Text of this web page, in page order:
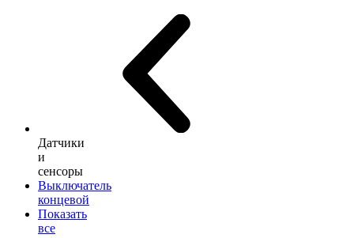
Датчики
и
сенсоры
Выключатель
концевой
Показать
все